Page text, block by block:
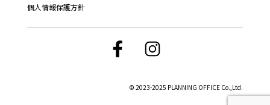
個人情報保護方針
© 2023-2025 PLANNING OFFICE Co.,Ltd.